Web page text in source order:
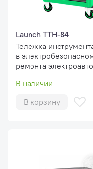
Launch TTH-84
Тележка
в
ремонта
В наличии
В корзину